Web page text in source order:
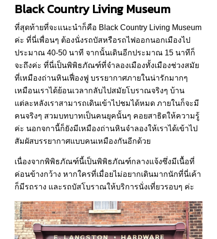
Black Country Living Museum
ที่สุดท้ายที่จะแนะนำก็คือ Black Country Living Museum
ค่ะ ที่นี่เพื่อนๆ ต้องนั่งรถบัสหรือรถไฟออกนอกเมืองไป
ประมาณ 40-50 นาที จากนั้นเดินอีกประมาณ 15 นาทีก็
จะถึงค่ะ ที่นี่เป็นพิพิธภัณฑ์ที่จำลองเมืองทั้งเมืองช่วงสมัย
ที่เหมืองถ่านหินเฟื่องฟู บรรยากาศภายในน่ารักมากๆ
เหมือนเราได้ย้อนเวลากลับไปสมัยโบราณจริงๆ บ้าน
แต่ละหลังเราสามารถเดินเข้าไปชมได้หมด ภายในก็จะมี
คนจริงๆ สวมบทบาทเป็นคนยุคนั้นๆ คอยสาธิตให้ความรู้
ค่ะ นอกจกานี้ก็ยังมีเหมืองถ่านหินจำลองให้เราได้เข้าไป
สัมผัสบรรยากาศแบบคนเหมืองกันอีกด้วย
เนื่องจากพิพิธภัณฑ์นี้เป็นพิพิธภัณฑ์กลางแจ้งซึ่งมีเนื้อที่
ค่อนข้างกว้าง หากใครที่เมื่อยไม่อยากเดินมากนักที่นี่เค้า
ก็มีรถราง และรถบัสโบราณให้บริการนั่งเที่ยวรอบๆ ค่ะ